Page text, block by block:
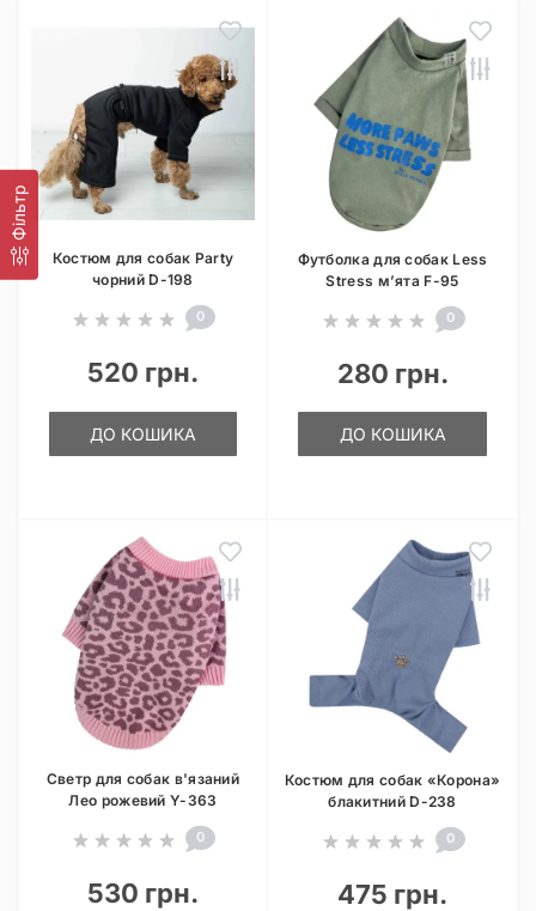
Фільтр
Костюм для собак Party
чорний D-198
0
520 грн.
ДО КОШИКА
Футболка для собак Less
Stress м’ята F-95
0
280 грн.
ДО КОШИКА
Светр для собак в'язаний
Лео рожевий Y-363
0
530 грн.
Костюм для собак «Корона»
блакитний D-238
0
475 грн.